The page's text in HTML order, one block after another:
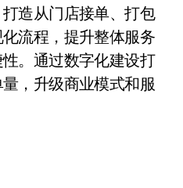
造从门店接单、打包
流程，提升整体服务
。通过数字化建设打
，升级商业模式和服